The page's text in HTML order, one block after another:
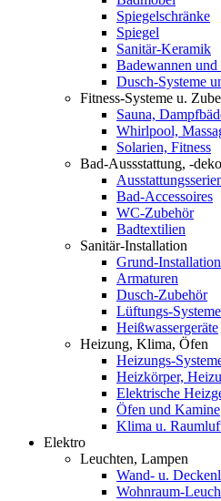
Spiegelschränke
Spiegel
Sanitär-Keramik
Badewannen und
Dusch-Systeme
Fitness-Systeme u.
Sauna,
Whirlpool,
Solarien, Fitness
Bad-Aussstattung, -
Bad-Accessoires
WC-Zubehör
Badtextilien
Sanitär-Installation
Grund-Installation
Armaturen
Dusch-Zubehör
Lüftungs-Systeme
Heißwassergeräte
Heizung, Klima, Öfen
Heizungs-
Heizkörper,
Elektrische
Öfen und Kamine
Klima u.
Elektro
Leuchten, Lampen
Wand- u.
Wohnraum-